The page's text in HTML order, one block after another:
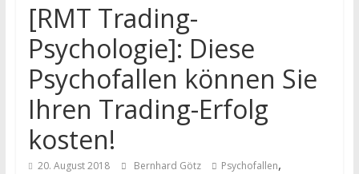
[RMT Trading-
Psychologie]: Diese
Psychofallen können Sie
Ihren Trading-Erfolg
kosten!
20. August 2018 Bernhard Götz Psychofallen,